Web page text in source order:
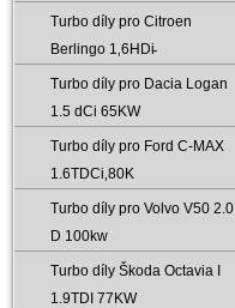
Turbo díly pro Citroen
Berlingo 1‚6HDi̵
Turbo díly pro Dacia Logan
1.5 dCi 65KW
Turbo díly pro Ford C-MAX
1.6TDCi‚80K
Turbo díly pro Volvo V50 2.0
D 100kw
Turbo díly Škoda Octavia I
1.9TDI 77KW